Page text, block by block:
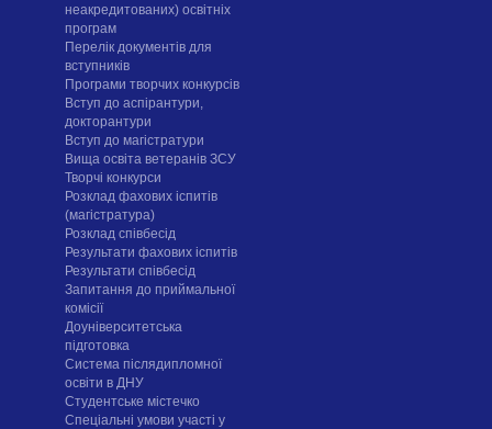
неакредитованих) освітніх
програм
Перелік документів для
вступників
Програми творчих конкурсiв
Вступ до аспірантури,
докторантури
Вступ до магістратури
Вища освіта ветеранів ЗСУ
Творчі конкурси
Розклад фахових іспитів
(магістратура)
Розклад співбесід
Результати фахових іспитів
Результати співбесід
Запитання до приймальної
комісії
Доуніверситетська
підготовка
Система післядипломної
освіти в ДНУ
Cтудентське містечко
Спеціальні умови участі у